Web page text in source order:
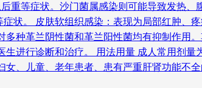
重等症状。沙门菌属感染则可能导致发热
状。 皮肤软组织感染：表现为局部红肿、
种革兰阴性菌和革兰阳性菌均有抑制作用
进行诊断和治疗。 用法用量 成人常用剂
、儿童、老年患者、患有严重肝肾功能不